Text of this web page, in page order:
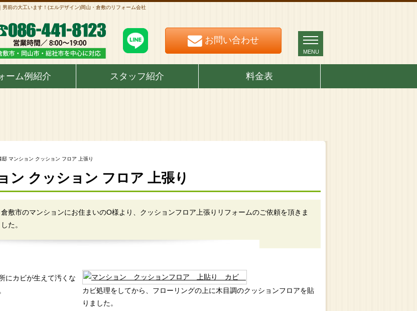
前の大工います！(エルデザイン)岡山・倉敷のリフォーム会社
お問い合わせ
MENU
ーム例紹介 スタッフ紹介 料金表
邸 マンション クッション フロア 上張り
ン クッション フロア 上張り
倉敷市のマンションにお住まいのO様より、クッションフロア上張りリフォームのご依頼を頂きま
した。
にカビが生えて汚くな
カビ処理をしてから、フローリングの上に木目調のクッションフロアを貼
りました。
お問い合わせ
MENU